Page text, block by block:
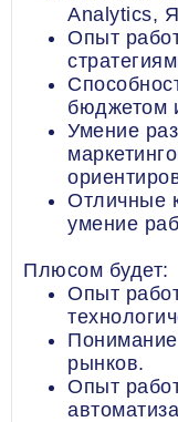
Analytics,
Опыт
бюджетом
Умение
Отличные
умение
Плюсом будет:
Опыт
рынков.
Опыт